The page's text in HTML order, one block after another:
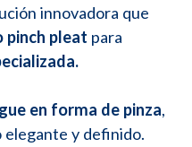
innovadora que
pinch pleat para
en forma de pinza,
elegante y definido.